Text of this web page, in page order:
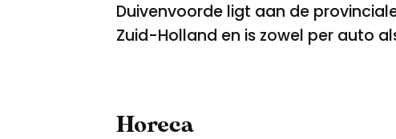
Duivenvoorde ligt aan de
Zuid-Holland en is zowel per auto
Horeca